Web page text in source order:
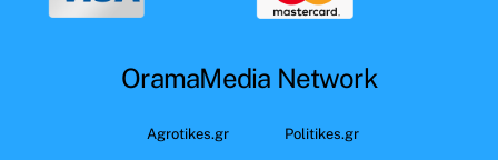
OramaMedia Network
Agrotikes.gr Politikes.gr